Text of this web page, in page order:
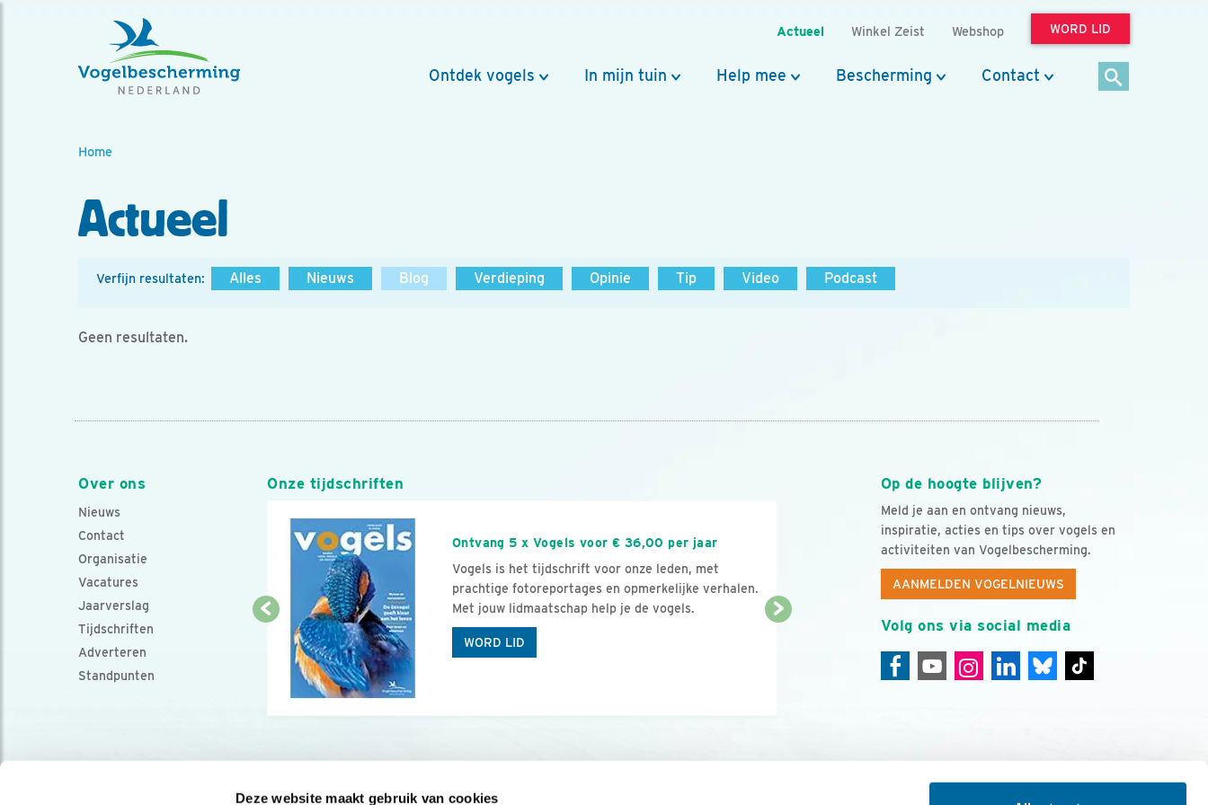
Deze website maakt gebruik van cookies
Actueel Winkel Zeist Webshop WORD LID
Ontdek vogels In mijn tuin Help mee Bescherming Contact
Home
Actueel
Verfijn resultaten: Alles Nieuws Blog Verdieping Opinie Tip Video Podcast
Geen resultaten.
Over ons
Nieuws
Contact
Organisatie
Vacatures
Jaarverslag
Tijdschriften
Adverteren
Standpunten
Op de hoogte blijven?
Meld je aan en ontvang nieuws,
inspiratie, acties en tips over vogels en
activiteiten van Vogelbescherming.
AANMELDEN VOGELNIEUWS
Volg ons via social media
Onze tijdschriften
Ontvang 5 x Vogels voor € 36,00 per jaar
Vogels is het tijdschrift voor onze leden, met
prachtige fotoreportages en opmerkelijke verhalen.
Met jouw lidmaatschap help je de vogels.
WORD LID